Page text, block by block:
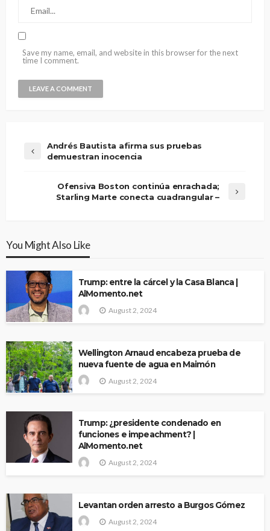
Save my name, email, and website in this browser for the next
time I comment.
Andrés Bautista afirma sus pruebas
demuestran inocencia
Ofensiva Boston continúa enrachada;
Starling Marte conecta cuadrangular –
You Might Also Like
Trump: entre la cárcel y la Casa Blanca |
AlMomento.net
August 2, 2024
Wellington Arnaud encabeza prueba de
nueva fuente de agua en Maimón
August 2, 2024
Trump: ¿presidente condenado en
funciones e impeachment? |
AlMomento.net
August 2, 2024
Levantan orden arresto a Burgos Gómez
August 2, 2024